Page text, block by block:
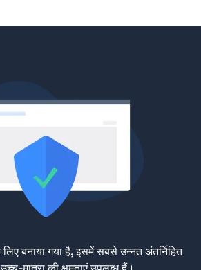
बनाया गया है, इसमें सबसे उन्नत अंतर्निहित